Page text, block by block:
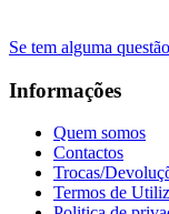
Se tem alguma
Informações
Quem somos
Contactos
Trocas/
Termos de